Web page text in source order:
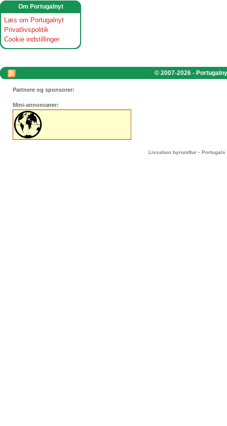
Om Portugalnyt
Læs om Portugalnyt
Privatlivspolitik
Cookie indstillinger
© 2007-2026 -
Partnere og sponsorer:
Mini-annoncører:
Lissabon byrundtur - Portugals